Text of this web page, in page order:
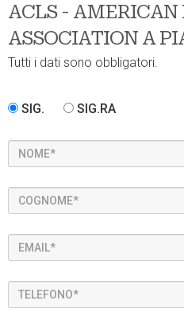
ACLS - AMERICAN
ASSOCIATION A
Tutti i dati sono obbligatori.
SIG. SIG.RA